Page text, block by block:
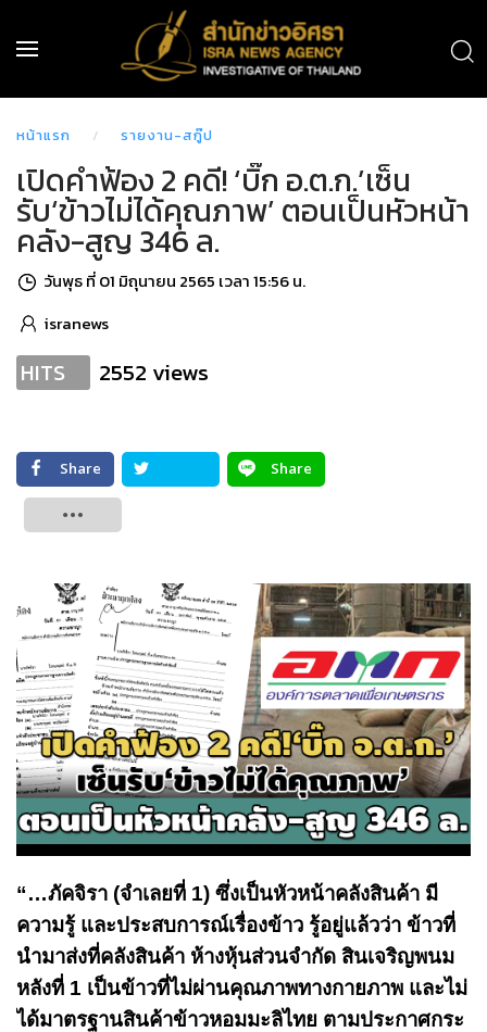
หน้าแรก รายงาน-สกู๊ป
เปิดคำฟ้อง 2 คดี! ‘บิ๊ก อ.ต.ก.’เซ็น
รับ‘ข้าวไม่ได้คุณภาพ’ ตอนเป็นหัวหน้า
คลัง-สูญ 346 ล.
วันพุธ ที่ 01 มิถุนายน 2565 เวลา 15:56 น.
isranews
HITS 2552 views
Share
Share
“…ภัคจิรา (จำเลยที่ 1) ซึ่งเป็นหัวหน้าคลังสินค้า มี
ความรู้ และประสบการณ์เรื่องข้าว รู้อยู่แล้วว่า ข้าวที่
นำมาส่งที่คลังสินค้า ห้างหุ้นส่วนจำกัด สินเจริญพนม
หลังที่ 1 เป็นข้าวที่ไม่ผ่านคุณภาพทางกายภาพ และไม่
ได้มาตรฐานสินค้าข้าวหอมมะลิไทย ตามประกาศกระ